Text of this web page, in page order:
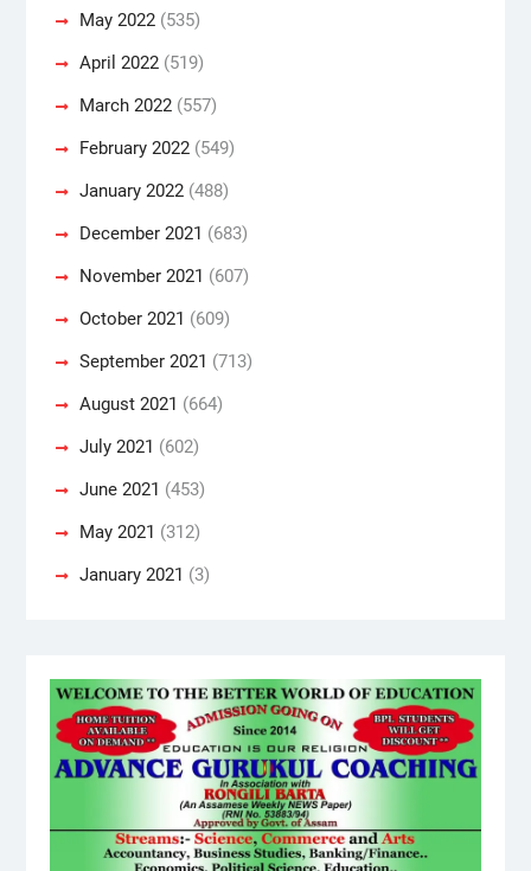
May 2022(535)
April 2022(519)
March 2022(557)
February 2022(549)
January 2022(488)
December 2021 (683)
November 2021 (607)
October 2021 (609)
September 2021 (713)
August 2021 (664)
July 2021 (602)
June 2021 (453)
May 2021 (312)
January 2021 (3)